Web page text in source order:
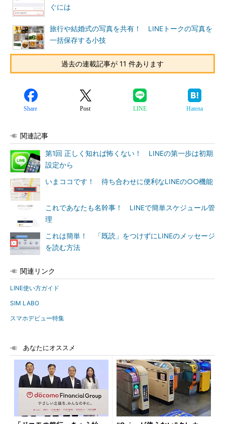
ぐには
旅行や結婚式の写真を共有！ LINEトークの写真を
一括保存する小技
過去の連載記事が 11 件あります
Share Post LINE Hatena
関連記事
第1回 正しく知れば怖くない！ LINEの第一歩は初期
設定から
いまココです！ 待ち合わせに便利なLINEの○○機能
これであなたも名幹事！ LINEで簡単スケジュール管
理
これは簡単！ 「既読」をつけずにLINEのメッセージ
を読む方法
関連リンク
LINE使い方ガイド
SIM LABO
スマホデビュー特集
あなたにオススメ